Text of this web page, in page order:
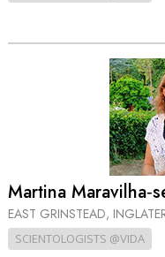
Martina
EAST GRINSTEAD,
SCIENTOLOGISTS @VIDA